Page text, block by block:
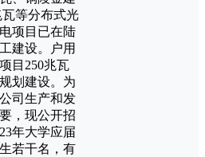
瓦等分布式光
项目已在陆
建设。户用
目250兆瓦
划建设。为
司生产和发
，现公开招
年大学应届
若干名，有